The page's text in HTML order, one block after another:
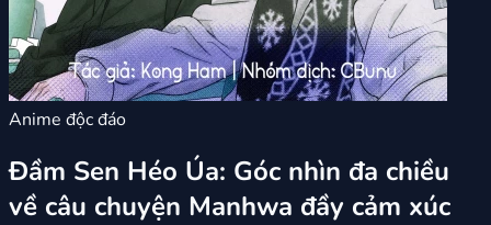
Anime độc đáo
Đầm Sen Héo Úa: Góc nhìn đa chiều
về câu chuyện Manhwa đầy cảm xúc